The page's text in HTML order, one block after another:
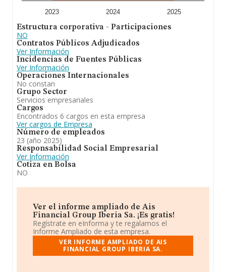
fin de ampliar la información relativa a las compañías, la
antigüedad desde la constitución es de 18 años. La
En resumen,
en servicios de apoyo en back office para empresas. En
el ranking de provincia, la compañía ha experimentado
una subida.
2023 2024 2025
Estructura corporativa - Participaciones
NO
Contratos Públicos Adjudicados
Ver Información
Incidencias de Fuentes Públicas
Ver Información
Operaciones Internacionales
No constan
Grupo Sector
Servicios empresariales
Cargos
Encontrados 6 cargos en esta empresa
Ver cargos de Empresa
Número de empleados
23 (año 2025)
Responsabilidad Social Empresarial
Ver Información
Cotiza en Bolsa
NO
Ver el informe ampliado de Ais
Financial Group Iberia Sa. ¡Es gratis!
Regístrate en eInforma y te regalamos el
Informe Ampliado de esta empresa.
VER INFORME AMPLIADO DE AIS
FINANCIAL GROUP IBERIA SA.